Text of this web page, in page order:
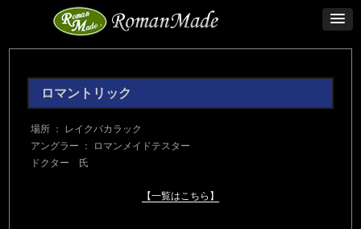
ロマントリック
場所 ： レイクバカラック
アングラー ： ロマンメイドテスター
ドクター 氏
【一覧はこちら】